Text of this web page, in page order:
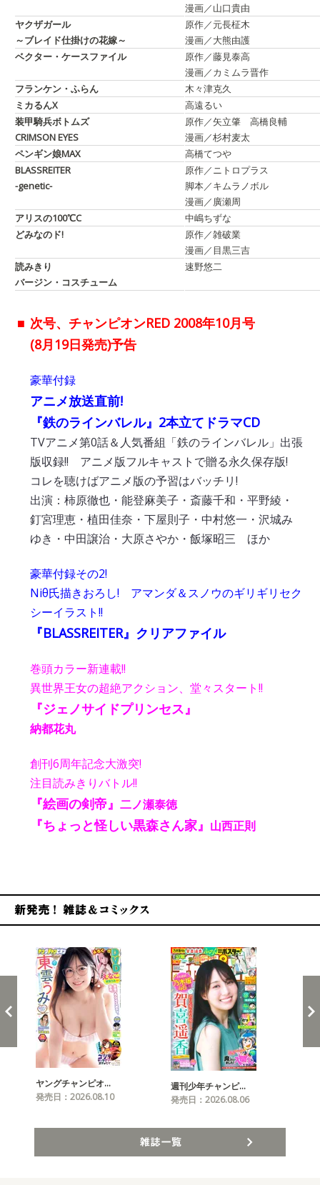
漫画／山口貴由
ヤクザガール
～ブレイド仕掛けの花嫁～
原作／元長柾木
漫画／大熊由護
ベクター・ケースファイル
原作／藤見泰高
漫画／カミムラ晋作
フランケン・ふらん
木々津克久
ミカるんX
高遠るい
装甲騎兵ボトムズ
CRIMSON EYES
原作／矢立肇 高橋良輔
漫画／杉村麦太
ペンギン娘MAX
高橋てつや
BLASSREITER
-genetic-
原作／ニトロプラス
脚本／キムラノボル
漫画／廣瀬周
アリスの100℃C
中嶋ちずな
どみなのド!
原作／雑破業
漫画／目黒三吉
読みきり
バージン・コスチューム
速野悠二
■ 次号、チャンピオンRED 2008年10月号
(8月19日発売)予告
豪華付録
アニメ放送直前!
『鉄のラインバレル』2本立てドラマCD
TVアニメ第0話＆人気番組「鉄のラインバレル」出張
版収録!! アニメ版フルキャストで贈る永久保存版!
コレを聴けばアニメ版の予習はバッチリ!
出演：柿原徹也・能登麻美子・斎藤千和・平野綾・
釘宮理恵・植田佳奈・下屋則子・中村悠一・沢城み
ゆき・中田譲治・大原さやか・飯塚昭三 ほか
豪華付録その2!
Niθ氏描きおろし! アマンダ＆スノウのギリギリセク
シーイラスト!!
『BLASSREITER』クリアファイル
巻頭カラー新連載!!
異世界王女の超絶アクション、堂々スタート!!
『ジェノサイドプリンセス』
納都花丸
創刊6周年記念大激突!
注目読みきりバトル!!
『絵画の剣帝』 二ノ瀬泰徳
『ちょっと怪しい黒森さん家』 山西正則
ヤングチャンピオ…
発売日：2026.08.10
週刊少年チャンピ…
発売日：2026.08.06